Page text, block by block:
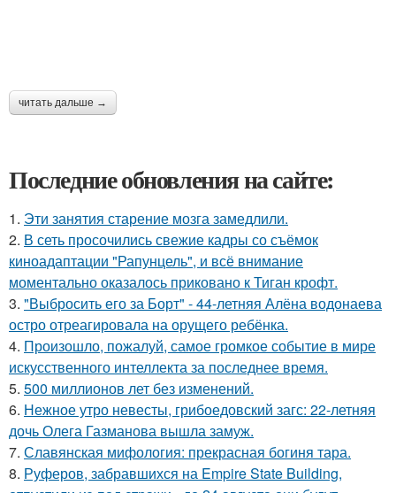
читать дальше →
Последние обновления на сайте:
1. Эти занятия старение мозга замедлили.
2. В сеть просочились свежие кадры со съёмок
киноадаптации "Рапунцель", и всё внимание
моментально оказалось приковано к Тиган крофт.
3. "Выбросить его за Борт" - 44-летняя Алёна водонаева
остро отреагировала на орущего ребёнка.
4. Произошло, пожалуй, самое громкое событие в мире
искусственного интеллекта за последнее время.
5. 500 миллионов лет без изменений.
6. Нежное утро невесты, грибоедовский загс: 22-летняя
дочь Олега Газманова вышла замуж.
7. Славянская мифология: прекрасная богиня тара.
8. Руферов, забравшихся на Empire State Building,